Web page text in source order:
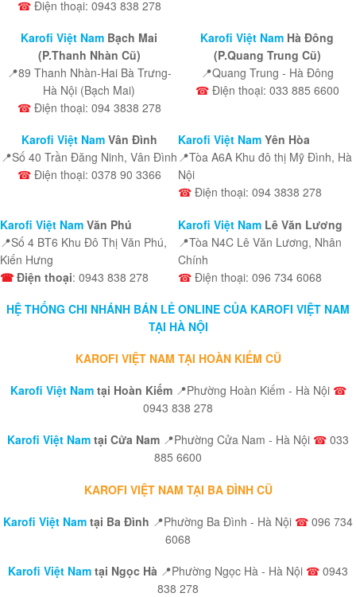
☎Điện thoại: 0943 838 278
Karofi Việt Nam Bạch Mai
(P.Thanh Nhàn Cũ)
📍89 Thanh Nhàn-Hai Bà Trưng-
Hà Nội (Bạch Mai)
☎ Điện thoại: 094 3838 278
Karofi Việt Nam Hà Đông
(P.Quang Trung Cũ)
📍Quang Trung - Hà Đông
☎ Điện thoại: 033 885 6600
Karofi Việt NamVân Đình
📍Số 40 Trần Đăng Ninh, Vân Đình
☎ Điện thoại: 0378 90 3366
Karofi Việt Nam Yên Hòa
📍Tòa A6A Khu đô thị Mỹ Đình, Hà
Nội
☎ Điện thoại: 094 3838 278
Karofi Việt Nam Văn Phú
📍Số 4 BT6 Khu Đô Thị Văn Phú,
Kiến Hưng
☎ Điện thoại: 0943 838 278
Karofi Việt Nam Lê Văn Lương
📍Tòa N4C Lê Văn Lương, Nhân
Chính
☎ Điện thoại: 096 734 6068
HỆ THỐNG CHI NHÁNH BÁN LẺ ONLINE CỦA KAROFI VIỆT NAM
TẠI HÀ NỘI
KAROFI VIỆT NAM TẠI HOÀN KIẾM CŨ
Karofi Việt Namtại Hoàn Kiếm 📍Phường Hoàn Kiếm - Hà Nội ☎
0943 838 278
Karofi Việt Nam tại Cửa Nam 📍Phường Cửa Nam - Hà Nội ☎ 033
885 6600
KAROFI VIỆT NAM TẠI BA ĐÌNH CŨ
Karofi Việt Nam tại Ba Đình 📍Phường Ba Đình - Hà Nội ☎ 096 734
6068
Karofi Việt Nam tại Ngọc Hà 📍Phường Ngọc Hà - Hà Nội ☎ 0943
838 278